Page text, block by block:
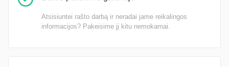
Atsisiuntei rašto darbą ir neradai jame reikalingos
informacijos? Pakeisime jį kitu nemokamai.